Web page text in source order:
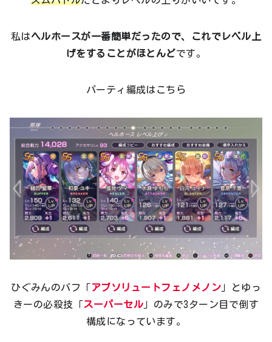
私はヘルホースが一番簡単だったので、これでレベル上
げをすることがほとんどです。
パーティ編成はこちら
ひぐみんのバフ「アブソリュートフェノメノン 」とゆっ
きーの必殺技「スーパーセル 」のみで3ターン目で倒す
構成になっています。